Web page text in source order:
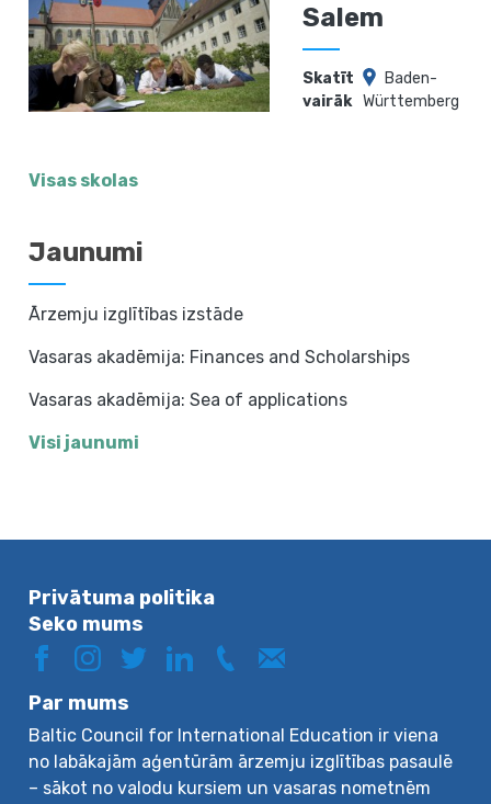
Salem
Skatīt
vairāk
Baden-
Württemberg
Visas skolas
Jaunumi
Ārzemju izglītības izstāde
Vasaras akadēmija: Finances and Scholarships
Vasaras akadēmija: Sea of applications
Visi jaunumi
Privātuma politika
Seko mums
Par mums
Baltic Council for International Education ir viena
no labākajām aģentūrām ārzemju izglītības pasaulē
– sākot no valodu kursiem un vasaras nometnēm